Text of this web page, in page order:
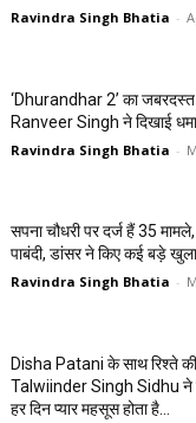
Ravindra Singh Bhatia -
‘Dhurandhar 2’ का जबरदस्त
Ranveer Singh ने दिखाई
Ravindra Singh Bhatia -
सपना चौधरी पर दर्ज हैं 35
पाबंदी, डांसर ने किए कई बड़े
Ravindra Singh Bhatia -
Disha Patani के साथ रिश्ते
Talwiinder Singh Sidhu ने
हर दिन प्यार महसूस होता है…